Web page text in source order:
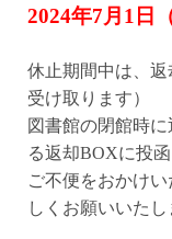
2024年7月1日
休止期間中は、
受け取ります）
図書館の閉館時
る返却BOXに投函
ご不便をおかけ
しくお願いいたし